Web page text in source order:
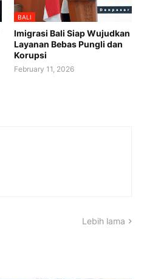
BALI
Imigrasi Bali Siap Wujudkan
Layanan Bebas Pungli dan
Korupsi
February 11, 2026
Lebih lama